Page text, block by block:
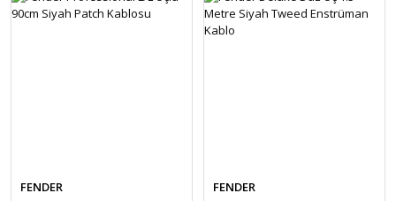
FENDER
FENDER